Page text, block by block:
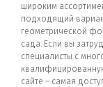
широким
подходящий
геометрической
сада. Если вы
специалисты с
сайте – самая